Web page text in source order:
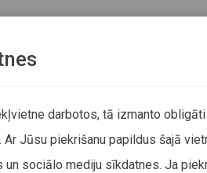
darbotos, tā izmanto
Ar Jūsu piekrišanu papildus šajā
un sociālo mediju sīkdatnes. Ja